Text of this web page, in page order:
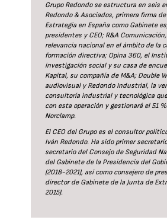
Grupo Redondo se estructura en seis
Redondo & Asociados, primera firma
Estrategia en España como Gabinete
presidentes y CEO; R&A
relevancia nacional en el ámbito de la
formación directiva; Opina 360, el
investigación social y su casa de
Kapital, su compañía de M&A; Double
audiovisual y Redondo Industrial, la
consultoría industrial y tecnológica
con esta operación y gestionará el 51
Norclamp.
El CEO del Grupo es el consultor
Iván Redondo. Ha sido primer
secretario del Consejo de Seguridad
del Gabinete de la Presidencia del
(2018-2021), así como consejero de
director de Gabinete de la Junta de
2015).